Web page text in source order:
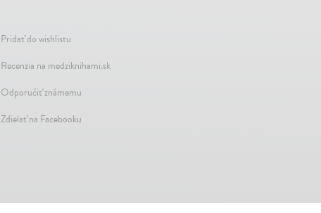
Pridať do wishlistu
Recenzia na medziknihami.sk
Odporučiť známemu
Zdielať na Facebooku